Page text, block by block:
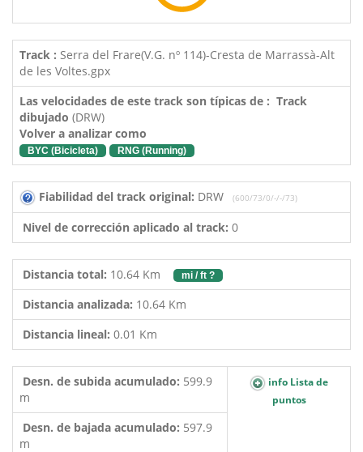
Track : Serra del Frare(V.G. nº 114)-Cresta de Marrassà-Alt
de les Voltes.gpx
Las velocidades de este track son típicas de : Track
dibujado (DRW)
Volver a analizar como
BYC (Bicicleta) RNG (Running)
Fiabilidad del track original: DRW (600/73/0/-/-/73)
Nivel de corrección aplicado al track: 0
Distancia total: 10.64 Km mi / ft ?
Distancia analizada: 10.64 Km
Distancia lineal: 0.01 Km
Desn. de subida acumulado: 599.9
m
info Lista de
puntos
Desn. de bajada acumulado: 597.9
m